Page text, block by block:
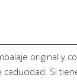
original y
Si